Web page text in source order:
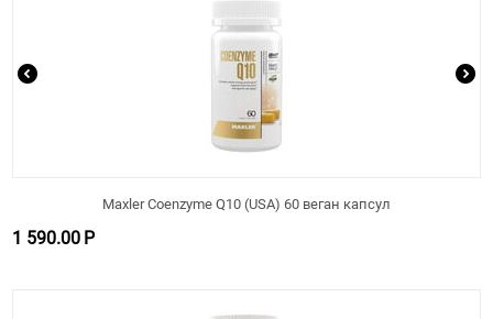
Maxler Coenzyme Q10 (USA) 60 веган капсул
1 590.00 Р